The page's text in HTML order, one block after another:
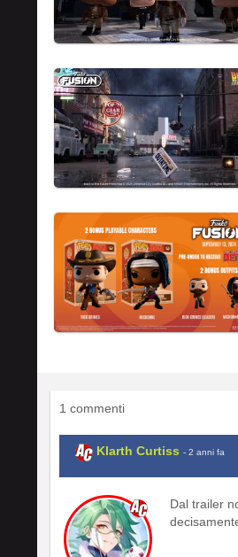
1 commenti
Klarth Curtiss - 2 anni fa
Dal trailer